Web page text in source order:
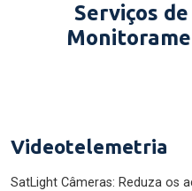
Serviços
Videotelemetria
SatLight Câmeras: Reduza os